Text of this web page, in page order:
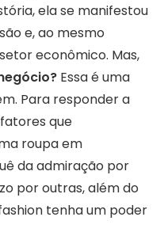
ela se manifestou
e, ao mesmo
econômico. Mas,
Essa é uma
Para responder a
que
roupa em
da admiração por
por outras, além do
tenha um poder